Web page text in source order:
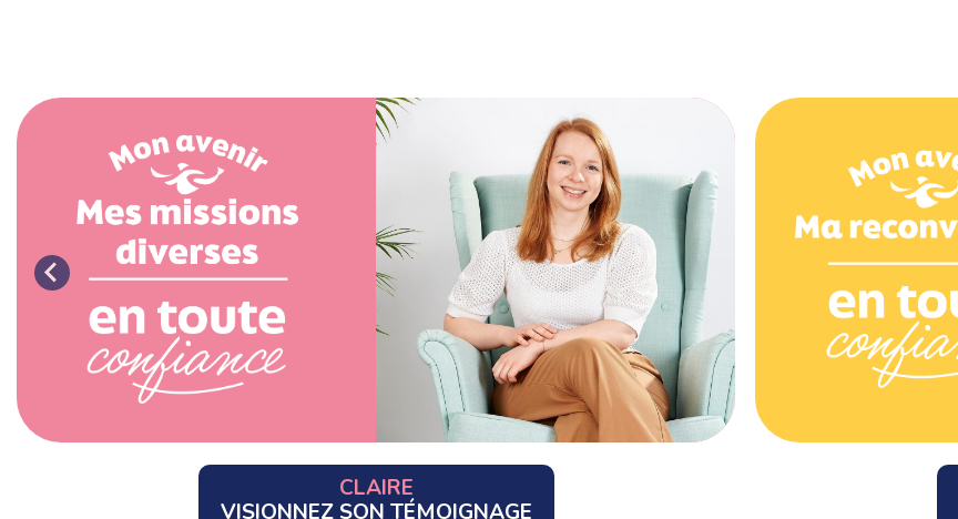
CLAIRE
VISIONNEZ SON TÉMOIGNAGE